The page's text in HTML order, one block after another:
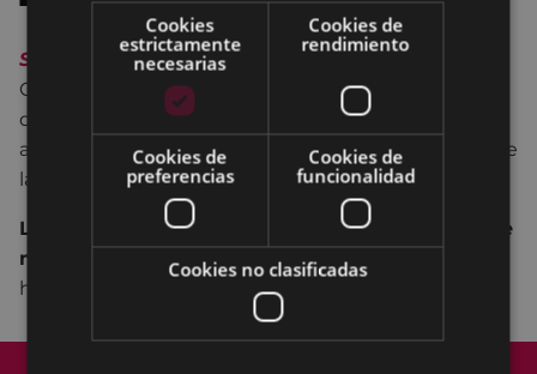
Salón literario Itsaspeko bihotzak
Galtzagorri)
exposición Mujeres inventoras
de Igualdad del Ayuntamiento de Basauri) y la
actuación de danza y música
Lo no manifestado,
de
la mano de Arantza Iglesias.
Las exposiciones se podrán visitar hasta el 30 de
marzo
, en la sala de exposiciones de Portalea, en el
horario habitual.
Cookies
estrictamente
necesarias
Cookies de
rendimiento
Cookies de
preferencias
Cookies de
funcionalidad
Cookies no clasificadas